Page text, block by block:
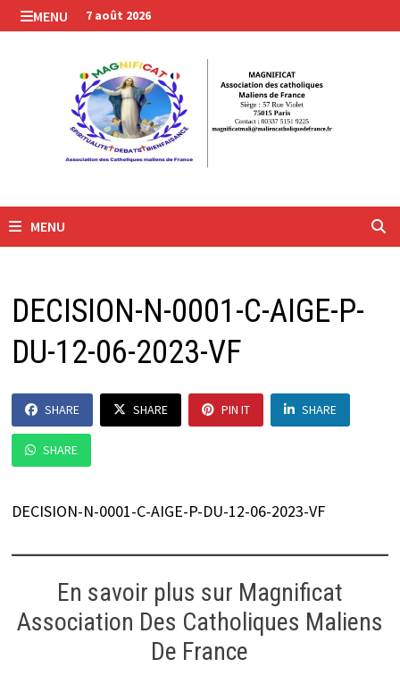
Passer
au
MENU 7 août 2026
MENU
DECISION-N-0001-C-AIGE-P-
DU-12-06-2023-VF
SHARE SHARE PIN IT SHARE
SHARE
DECISION-N-0001-C-AIGE-P-DU-12-06-2023-VF
En savoir plus sur Magnificat
Association Des Catholiques Maliens
De France